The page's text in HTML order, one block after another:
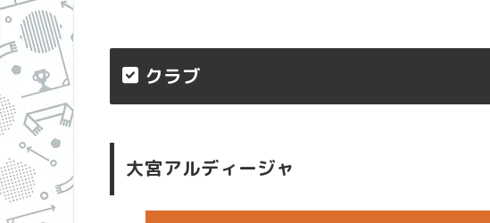
クラブ
大宮アルディージャ